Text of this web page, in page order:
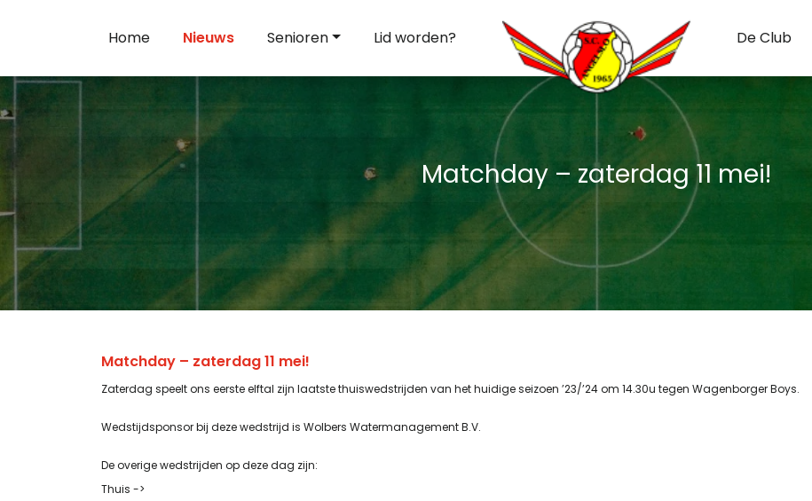
Home Nieuws Senioren Lid worden? De Club
Matchday – zaterdag 11 mei!
Matchday – zaterdag 11 mei!
Zaterdag speelt ons eerste elftal zijn laatste thuiswedstrijden van het huidige seizoen ’23/’24 om 14.30u tegen Wagenborger Boys.
Wedstijdsponsor bij deze wedstrijd is Wolbers Watermanagement B.V.
De overige wedstrijden op deze dag zijn:
Thuis ->